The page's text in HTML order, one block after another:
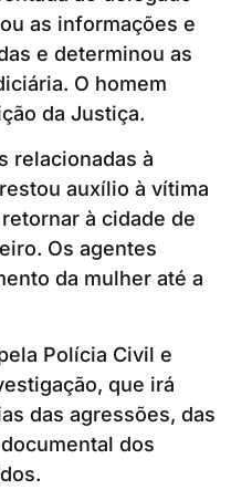
as informações e
e determinou as
O homem
da Justiça.
relacionadas à
auxílio à vítima
à cidade de
Os agentes
da mulher até a
Polícia Civil e
que irá
das agressões, das
dos